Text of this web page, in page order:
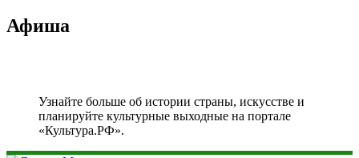
Афиша
Узнайте больше об истории страны, искусстве и
планируйте культурные выходные на портале
«Культура.РФ».